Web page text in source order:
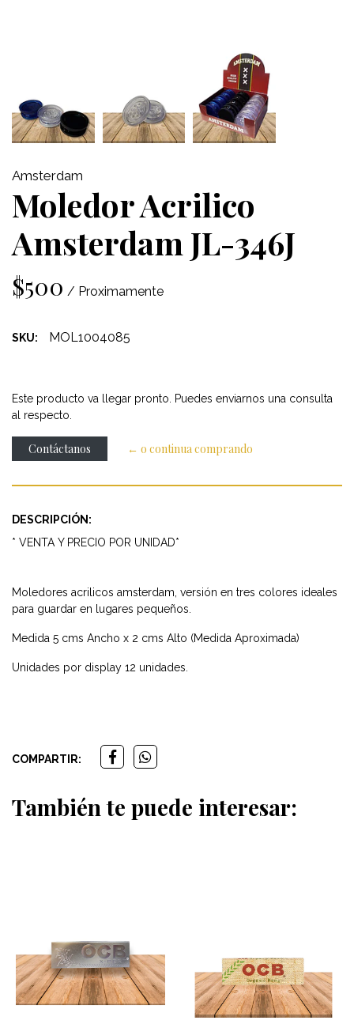
Amsterdam
Moledor Acrilico
Amsterdam JL-346J
$500 / Proximamente
SKU: MOL1004085
Este producto va llegar pronto. Puedes enviarnos una consulta
al respecto.
Contáctanos ← o continua comprando
DESCRIPCIÓN:
* VENTA Y PRECIO POR UNIDAD*
Moledores acrilicos amsterdam, versión en tres colores ideales
para guardar en lugares pequeños.
Medida 5 cms Ancho x 2 cms Alto (Medida Aproximada)
Unidades por display 12 unidades.
COMPARTIR:
También te puede interesar: